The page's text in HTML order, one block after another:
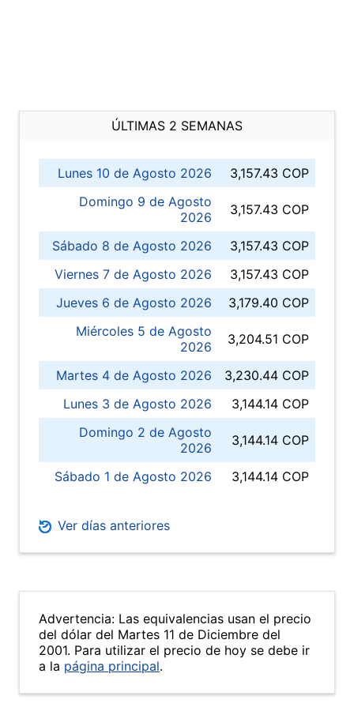
ÚLTIMAS 2 SEMANAS
Lunes 10 de Agosto 2026
3,157.43 COP
Domingo 9 de Agosto
2026
3,157.43 COP
Sábado 8 de Agosto 2026
3,157.43 COP
Viernes 7 de Agosto 2026
3,157.43 COP
Jueves 6 de Agosto 2026
3,179.40 COP
Miércoles 5 de Agosto
2026
3,204.51 COP
Martes 4 de Agosto 2026
3,230.44 COP
Lunes 3 de Agosto 2026
3,144.14 COP
Domingo 2 de Agosto
2026
3,144.14 COP
Sábado 1 de Agosto 2026 3,144.14 COP
Ver días anteriores
Advertencia: Las equivalencias usan el precio
del dólar del Martes 11 de Diciembre del
2001. Para utilizar el precio de hoy se debe ir
a la página principal.